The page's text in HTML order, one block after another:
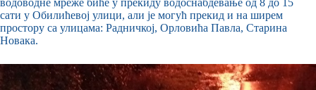
водоводне мреже биће у прекиду водоснабдевање од 8 до 15
сати у Обилићевој улици, али је могућ прекид и на ширем
простору са улицама: Радничкој, Орловића Павла, Старина
Новака.